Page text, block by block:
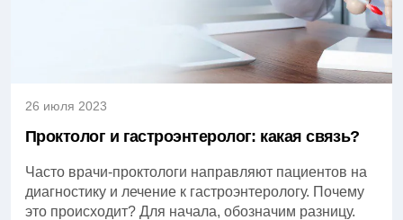
26 июля 2023
Проктолог и гастроэнтеролог: какая связь?
Часто врачи-проктологи направляют пациентов на
диагностику и лечение к гастроэнтерологу. Почему
это происходит? Для начала, обозначим разницу.